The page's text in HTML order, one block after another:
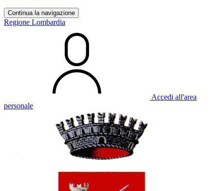
Continua la navigazione
Regione Lombardia
Accedi all'area
personale